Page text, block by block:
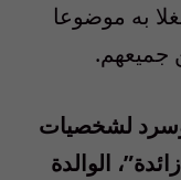
به موضوعا
جميعهم.
وسرد لشخصيات
الوالدة